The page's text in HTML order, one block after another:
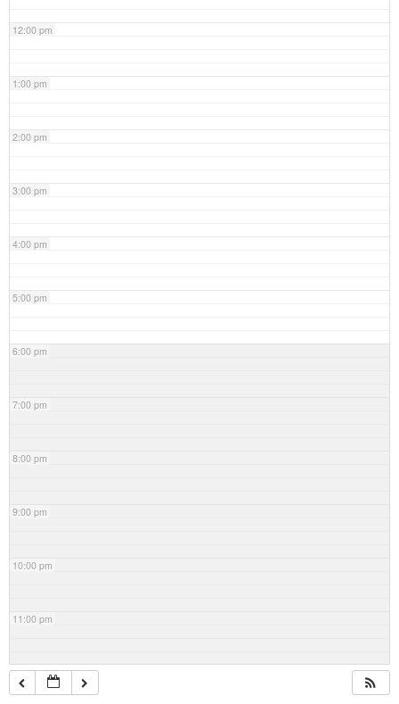
12:00 pm
1:00 pm
2:00 pm
3:00 pm
4:00 pm
5:00 pm
6:00 pm
7:00 pm
8:00 pm
9:00 pm
10:00 pm
11:00 pm